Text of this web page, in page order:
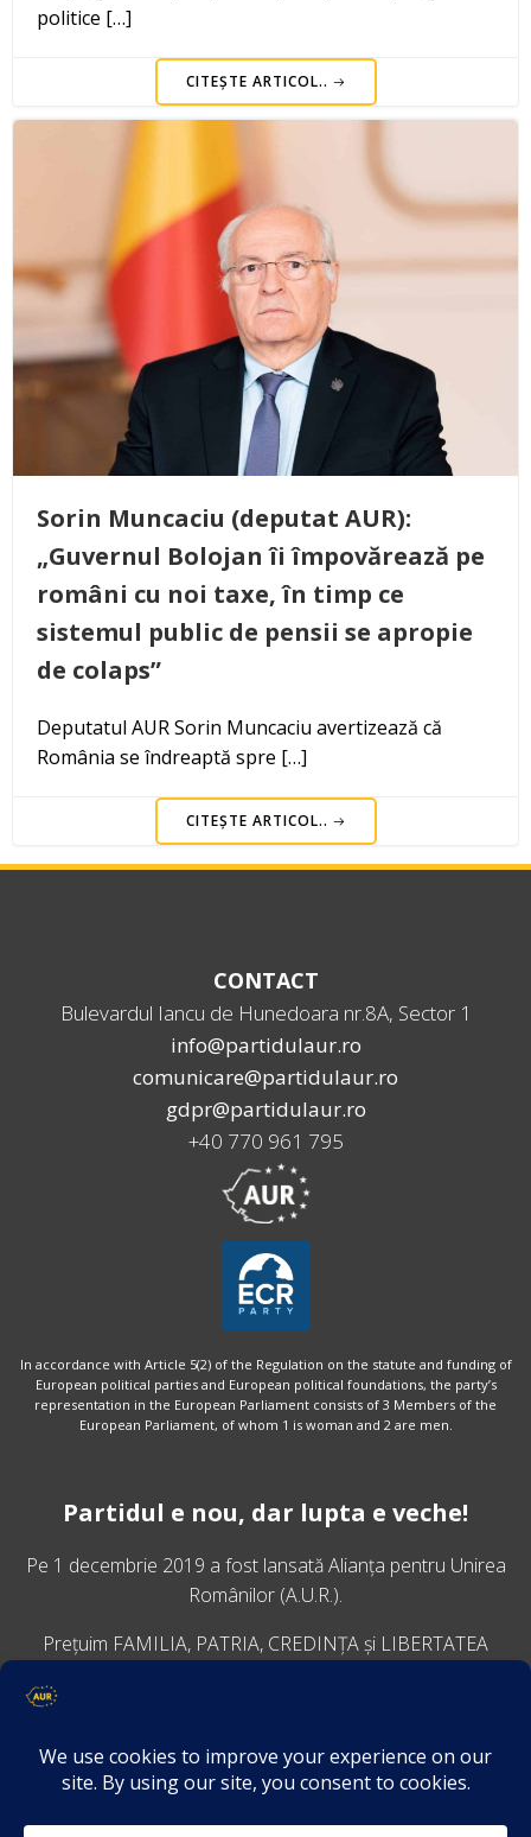
politice […]
CITEȘTE ARTICOL..
Sorin Muncaciu (deputat AUR):
„Guvernul Bolojan îi împovărează pe
români cu noi taxe, în timp ce
sistemul public de pensii se apropie
de colaps”
Deputatul AUR Sorin Muncaciu avertizează că
România se îndreaptă spre […]
CITEȘTE ARTICOL..
CONTACT
Bulevardul Iancu de Hunedoara nr.8A, Sector 1
info@partidulaur.ro
comunicare@partidulaur.ro
gdpr@partidulaur.ro
+40 770 961 795
In accordance with Article 5(2) of the Regulation on the statute and funding of
European political parties and European political foundations, the party’s
representation in the European Parliament consists of 3 Members of the
European Parliament, of whom 1 is woman and 2 are men.
Partidul e nou, dar lupta e veche!
Pe 1 decembrie 2019 a fost lansatăAlianța pentru Unirea
Românilor (A.U.R.).
Prețuim FAMILIA, PATRIA, CREDINȚA și LIBERTATEA
VINO ALĂTURI DE NOI